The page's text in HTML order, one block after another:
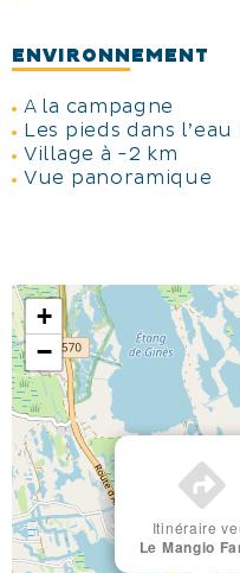
ENVIRONNEMENT
A la campagne
Les pieds dans l’eau
Village à -2 km
Vue panoramique
Itinéraire
Le Mangio
+
−